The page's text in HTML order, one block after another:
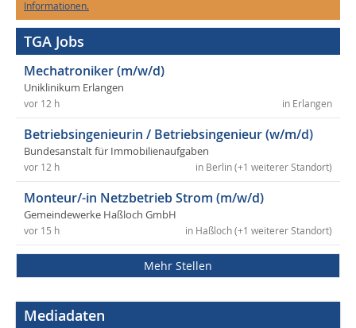
Informationen.
TGA Jobs
Mechatroniker (m/w/d)
Uniklinikum Erlangen
in Erlangen
vor 12 h
Betriebsingenieurin / Betriebsingenieur (w/m/d)
Bundesanstalt für Immobilienaufgaben
in Berlin (+1 weiterer Standort)
vor 12 h
Monteur/-in Netzbetrieb Strom (m/w/d)
Gemeindewerke Haßloch GmbH
in Haßloch (+1 weiterer Standort)
vor 15 h
Mehr Stellen
Mediadaten